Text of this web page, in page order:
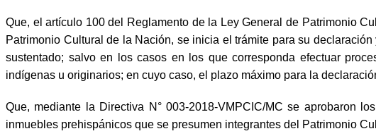
Que, el artículo 100 del Reglamento de la Ley General de Patrimonio
Patrimonio Cultural de la Nación, se inicia el trámite para su
sustentado; salvo en los casos en los que corresponda efectuar
indígenas u originarios; en cuyo caso, el plazo máximo para la
Que, mediante la Directiva N° 003-2018-VMPCIC/MC se aprobaron
inmuebles prehispánicos que se presumen integrantes del Patrimonio